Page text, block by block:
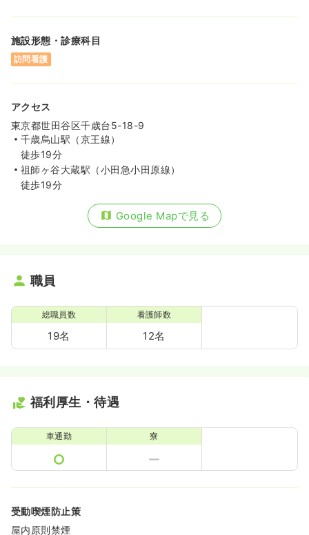
施設形態・診療科目
訪問看護
アクセス
東京都世田谷区千歳台5-18-9
千歳烏山駅（京王線）
徒歩19分
祖師ヶ谷大蔵駅（小田急小田原線）
徒歩19分
Google Mapで見る
職員
総職員数
19名
看護師数
12名
福利厚生・待遇
車通勤 寮
受動喫煙防止策
屋内原則禁煙